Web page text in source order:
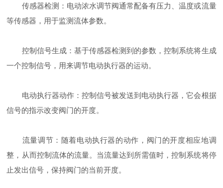
传感器检测：电动浓水调节阀通常配备有压力、温度或流量
等传感器，用于监测流体参数。
控制信号生成：基于传感器检测到的参数，控制系统将生成
一个控制信号，用来调节电动执行器的运动。
电动执行器动作：控制信号被发送到电动执行器，它会根据
信号的指示改变阀门的开度。
流量调节：随着电动执行器的动作，阀门的开度相应地调
整，从而控制流体的流量。当流量达到所需值时，控制系统将停
止发出信号，保持阀门的当前开度。